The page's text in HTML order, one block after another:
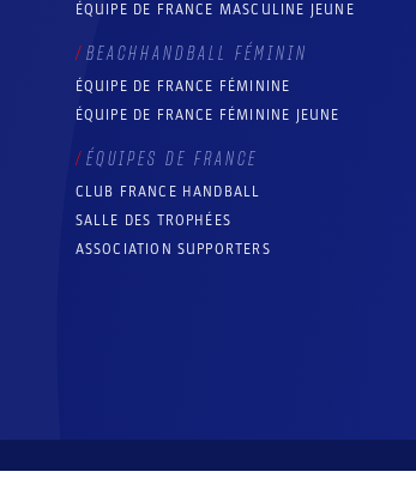
ÉQUIPE DE FRANCE MASCULINE JEUNE
BEACHHANDBALL FÉMININ
ÉQUIPE DE FRANCE FÉMININE
ÉQUIPE DE FRANCE FÉMININE JEUNE
ÉQUIPES DE FRANCE
CLUB FRANCE HANDBALL
SALLE DES TROPHÉES
ASSOCIATION SUPPORTERS